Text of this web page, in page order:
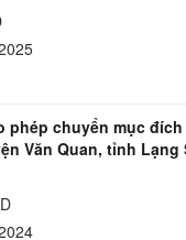
phép chuyển mục
Văn Quan, tỉnh Lạng